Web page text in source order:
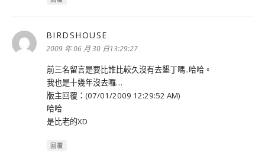
BIRDSHOUSE
示:
2009 年 06 月 30 日13:29:27
前三名留言是要比誰比較久沒有去墾丁嗎..哈哈。
我也是十幾年沒去囉…
版主回覆：(07/01/2009 12:29:52 AM)
哈哈
是比老的XD
回覆